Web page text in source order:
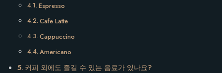
Espresso
Cafe Latte
Cappuccino
Americano
커피 외에도 즐길 수 있는 음료가 있나요?